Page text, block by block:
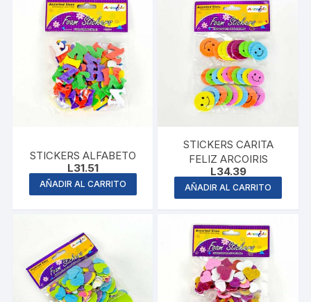
STICKERS ALFABETO
L31.51
AÑADIR AL CARRITO
STICKERS CARITA
FELIZ ARCOIRIS
L34.39
AÑADIR AL CARRITO